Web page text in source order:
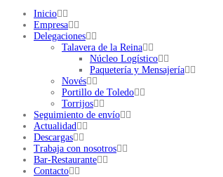
Inicio
Empresa
Delegaciones
Talavera de la Reina
Núcleo Logístico
Paquetería y Mensajería
Novés
Portillo de Toledo
Torrijos
Seguimiento de envío
Actualidad
Descargas
Trabaja con nosotros
Bar-Restaurante
Contacto